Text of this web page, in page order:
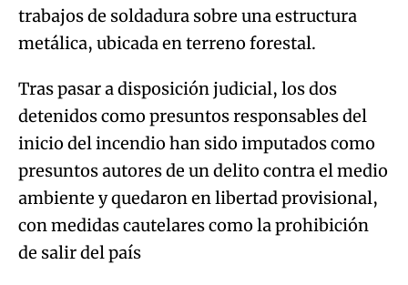
trabajos de soldadura sobre una estructura
metálica, ubicada en terreno forestal.
Tras pasar a disposición judicial, los dos
detenidos como presuntos responsables del
inicio del incendio han sido imputados como
presuntos autores de un delito contra el medio
ambiente y quedaron en libertad provisional,
con medidas cautelares como la prohibición
de salir del país